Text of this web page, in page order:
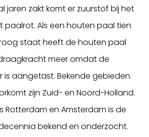
jaren zakt komt er zuurstof bij het
Als een houten paal tien
staat heeft de houten paal
meer omdat de
is aangetast. Bekende gebieden
zijn Zuid- en Noord-Holland.
Rotterdam en Amsterdam is de
bekend en onderzocht.